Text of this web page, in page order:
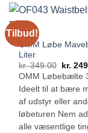
Tilbud!
OMM Løbe
Liter
kr.349.00 Den
pris
var:
kr.
kr.
OMM Løbebælte
Ideelt til at bære
af udstyr eller
løbeturen Nem
alle væsentlige